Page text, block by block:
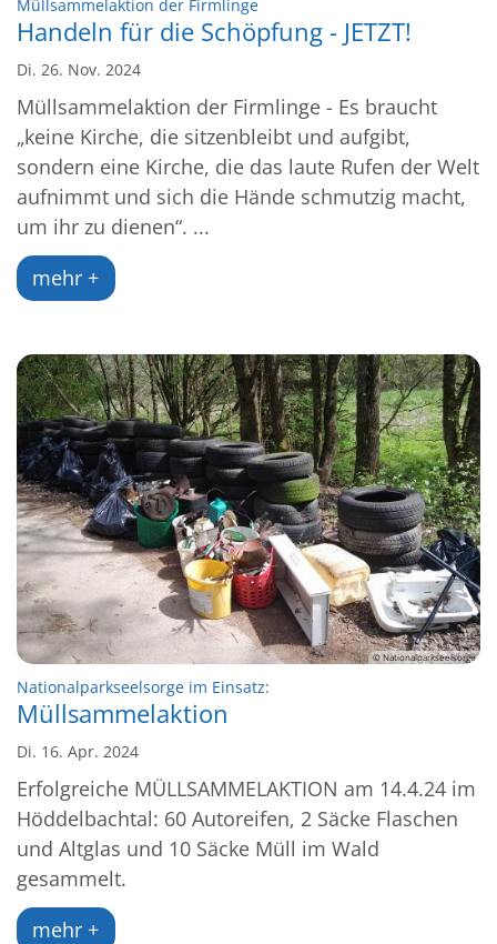
Müllsammelaktion der Firmlinge
Handeln für die Schöpfung - JETZT!
Di. 26. Nov. 2024
Müllsammelaktion der Firmlinge - Es braucht
„keine Kirche, die sitzenbleibt und aufgibt,
sondern eine Kirche, die das laute Rufen der Welt
aufnimmt und sich die Hände schmutzig macht,
um ihr zu dienen“. ...
mehr +
© Nationalparkseelsorge
Nationalparkseelsorge im Einsatz:
Müllsammelaktion
Di. 16. Apr. 2024
Erfolgreiche MÜLLSAMMELAKTION am 14.4.24 im
Höddelbachtal: 60 Autoreifen, 2 Säcke Flaschen
und Altglas und 10 Säcke Müll im Wald
gesammelt.
mehr +